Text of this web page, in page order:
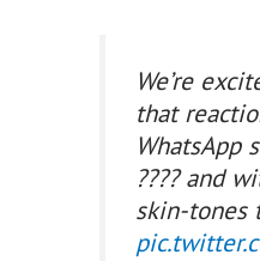
We’re
that
WhatsApp
???? and
skin-tones